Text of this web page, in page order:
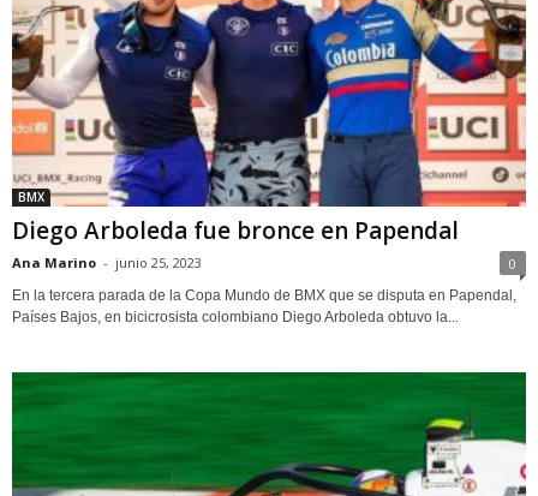
BMX
Diego Arboleda fue bronce en Papendal
Ana Marino - junio 25, 2023 0
En la tercera parada de la Copa Mundo de BMX que se disputa en Papendal,
Países Bajos, en bicicrosista colombiano Diego Arboleda obtuvo la...